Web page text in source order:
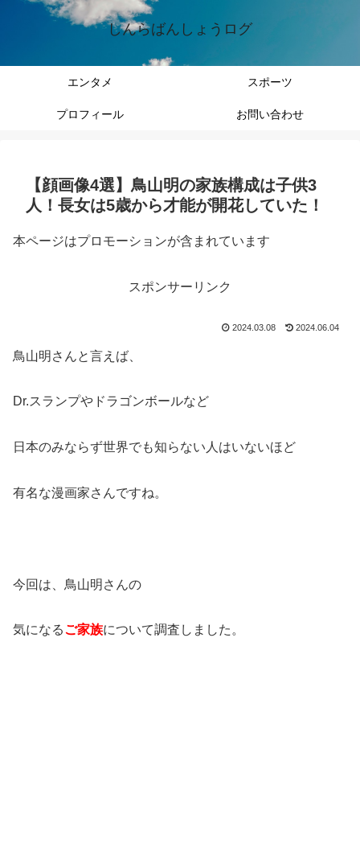
しんらばんしょうログ
エンタメ スポーツ
プロフィール お問い合わせ
【顔画像4選】鳥山明の家族構成は子供3
人！長女は5歳から才能が開花していた！
本ページはプロモーションが含まれています
スポンサーリンク
2024.03.08 2024.06.04
鳥山明さんと言えば、
Dr.スランプやドラゴンボールなど
日本のみならず世界でも知らない人はいないほど
有名な漫画家さんですね。
今回は、鳥山明さんの
気になるご家族について調査しました。